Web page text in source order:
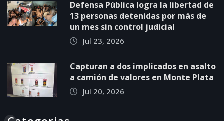
Defensa Pública logra la libertad de
13 personas detenidas por más de
un mes sin control judicial
Jul 23, 2026
Capturan a dos implicados en asalto
a camión de valores en Monte Plata
Jul 20, 2026